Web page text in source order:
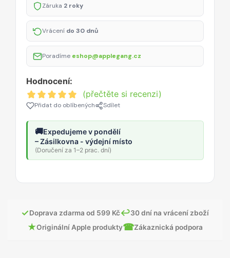
Záruka 2 roky
Vrácení do 30 dnů
Poradíme eshop@applegang.cz
Hodnocení:
(přečtěte si recenzi)
Přidat do oblíbených Sdílet
🚚Expedujeme v pondělí
– Zásilkovna - výdejní místo
(Doručení za 1–2 prac. dní)
✓Doprava zdarma od 599 Kč↩30 dní na vrácení zboží
★Originální Apple produkty☎Zákaznická podpora